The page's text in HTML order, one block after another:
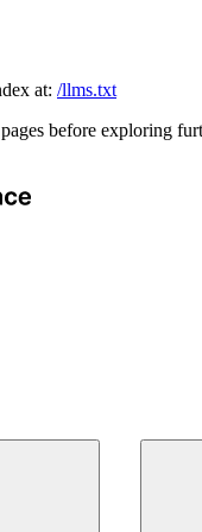
at: /llms.txt
before exploring